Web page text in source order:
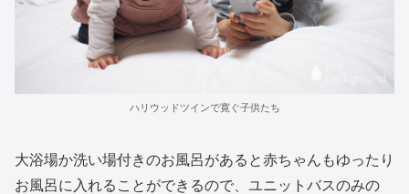
ハリウッドツインで寛ぐ子供たち
大浴場か洗い場付きのお風呂があると赤ちゃんもゆったり
お風呂に入れることができるので、ユニットバスのみの